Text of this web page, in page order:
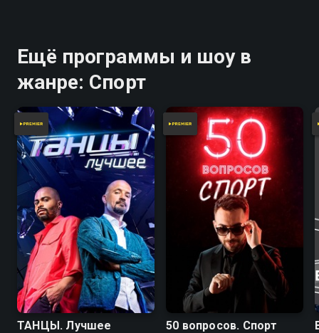
Ещё программы и шоу в
жанре: Спорт
ТАНЦЫ. Лучшее 50 вопросов. Спорт